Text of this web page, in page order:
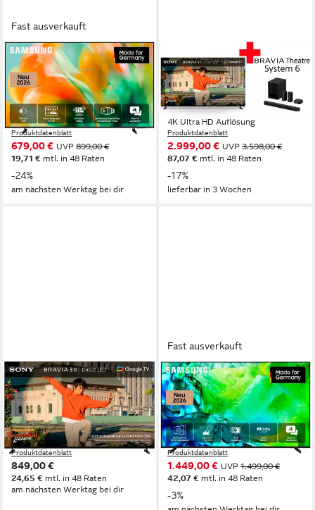
Fast ausverkauft
SAMSUNG
GU55M80HAU Mini-LED-
Fernseher
138 cm/55 Zoll Diagonale
Mini LED Bildschirmtechnologie
4K Ultra HD Auflösung
Produktdatenblatt
679,00 € UVP 899,00 €
19,71 € mtl. in 48 Raten
-24%
am nächsten Werktag bei dir
K-100XR35M2 LED-
Fernseher
253 cm/100 Zoll Diagonale
LED Bildschirmtechnologie
4K Ultra HD Auflösung
Produktdatenblatt
2.999,00 € UVP 3.598,00 €
87,07 € mtl. in 48 Raten
-17%
lieferbar in 3 Wochen
SONY
K-43XR35M2 LED-
Fernseher
108 cm/43 Zoll Diagonale
LED Bildschirmtechnologie
4K Ultra HD
Auflösung
Produktdatenblatt
849,00 €
24,65 € mtl. in 48 Raten
am nächsten Werktag bei dir
Fast ausverkauft
SAMSUNG
GQ55QN80HAU QLED-
Fernseher
138 cm/55 Zoll Diagonale
Neo QLED Bildschirmtechnologie
4K Ultra HD Auflösung
Produktdatenblatt
1.449,00 € UVP 1.499,00 €
42,07 € mtl. in 48 Raten
-3%